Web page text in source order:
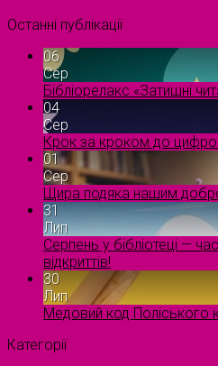
Останні публікації
06
Сер
Бібліорелакс «Затишні
04
Сер
Крок за кроком до
01
Сер
Щира подяка нашим
31
Лип
Серпень у бібліотеці —
відкриттів!
30
Лип
Медовий код Поліського
Категорії